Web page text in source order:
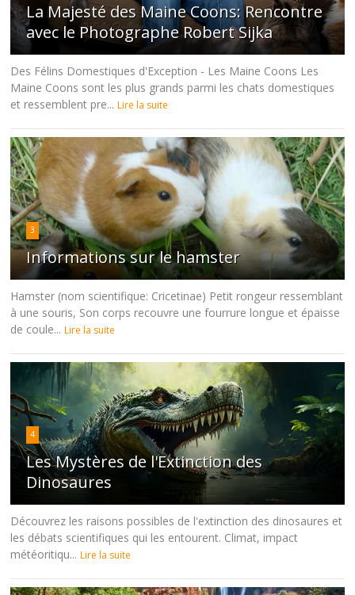
La Majesté des Maine Coons: Rencontre
avec le Photographe Robert Sijka
Des Félins Domestiques d'Exception - Les Maine Coons Les
Maine Coons sont les plus grands parmi les chats domestiques
et ressemblent pre... Lire la suite
3
Informations sur le hamster
Hamster (nom scientifique: Cricetinae) Petit rongeur ressemblant
à une souris, Son corps recouvre une fourrure longue et épaisse
de coule... Lire la suite
4
Les Mystères de l'Extinction des
Dinosaures
Découvrez les raisons possibles de l'extinction des dinosaures et
les débats scientifiques qui les entourent. Climat, impact
météoritiqu... Lire la suite